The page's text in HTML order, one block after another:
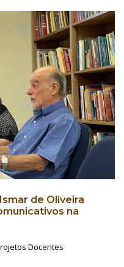
de Oliveira
na
Docentes